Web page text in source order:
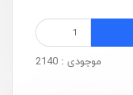
موجودی : 2140